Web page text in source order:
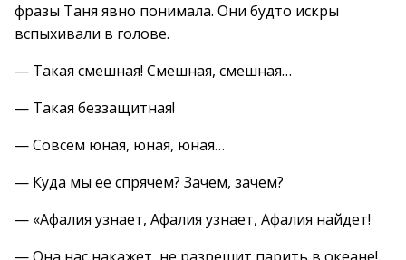
фразы Таня явно понимала. Они будто искры
вспыхивали в голове.
— Такая смешная! Смешная, смешная…
— Такая беззащитная!
— Совсем юная, юная, юная…
— Куда мы ее спрячем? Зачем, зачем?
— «Афалия узнает, Афалия узнает, Афалия найдет!